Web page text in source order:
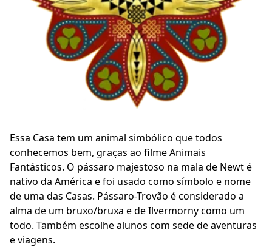
Essa Casa tem um animal simbólico que todos
conhecemos bem, graças ao filme Animais
Fantásticos. O pássaro majestoso na mala de Newt é
nativo da América e foi usado como símbolo e nome
de uma das Casas. Pássaro-Trovão é considerado a
alma de um bruxo/bruxa e de Ilvermorny como um
todo. Também escolhe alunos com sede de aventuras
e viagens.